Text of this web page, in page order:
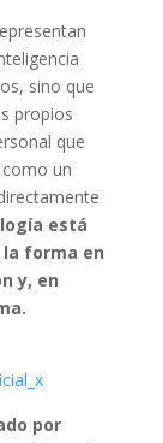
sino que
propios
que
un
está
forma en
y, en
por